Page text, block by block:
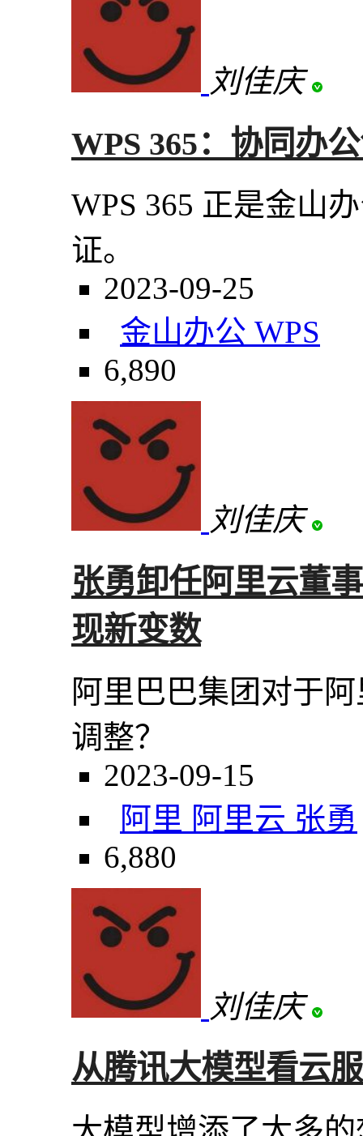
刘佳庆
WPS 365：协同办
WPS 365 正是金山
证。
2023-09-25
金山办公 WPS
6,890
刘佳庆
张勇卸任阿里云董
现新变数
阿里巴巴集团对于
调整？
2023-09-15
阿里 阿里云 张勇
6,880
刘佳庆
从腾讯大模型看云